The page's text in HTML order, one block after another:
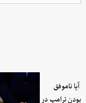
آیا ناموفق
بودن ترامپ در